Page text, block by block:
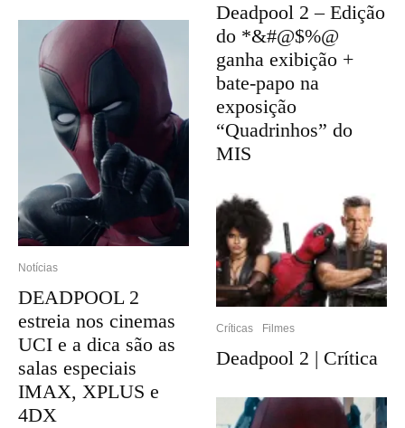
Notícias
DEADPOOL 2
estreia nos cinemas
UCI e a dica são as
salas especiais
IMAX, XPLUS e
4DX
Deadpool 2 – Edição
do *&#@$%@
ganha exibição +
bate-papo na
exposição
“Quadrinhos” do
MIS
Críticas Filmes
Deadpool 2 | Crítica